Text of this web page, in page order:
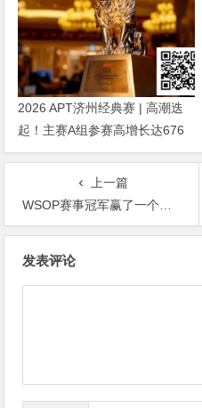
2026 APT济州经典赛 | 高潮迭
起！主赛A组参赛高增长达676
人次！中国选手 Tony Lin 逆袭
夺超级豪客赛冠军！
上一篇
WSOP赛事冠军赢了一个亿，霸气说：只是银行多了几块钱！金戒指主赛每日多场DAY1
发表评论